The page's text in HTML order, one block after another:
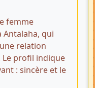
femme
Antalaha, qui
relation
profil indique
: sincère et le